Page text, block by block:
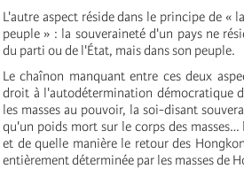
L'autre aspect réside dans le principe de «
peuple » : la souveraineté d'un pays ne
du parti ou de l'État, mais dans son peuple.
Le chaînon manquant entre ces deux
droit à l'autodétermination démocratique
les masses au pouvoir, la soi-disant
qu'un poids mort sur le corps des
et de quelle manière le retour des
entièrement déterminée par les masses de